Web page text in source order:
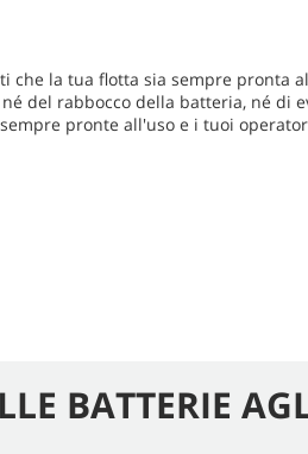
che la tua flotta sia sempre pronta
del rabbocco della batteria, né di
pronte all'uso e i tuoi
BATTERIE